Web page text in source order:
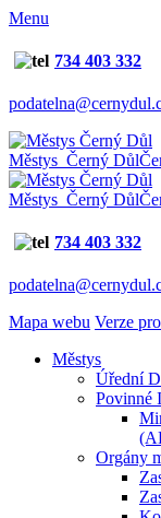
Menu
734 403 332
Městys Černý Důl
Městys Černý Důl
734 403 332
Mapa webu Verze
Městys
Úřední
Povinné
Orgány